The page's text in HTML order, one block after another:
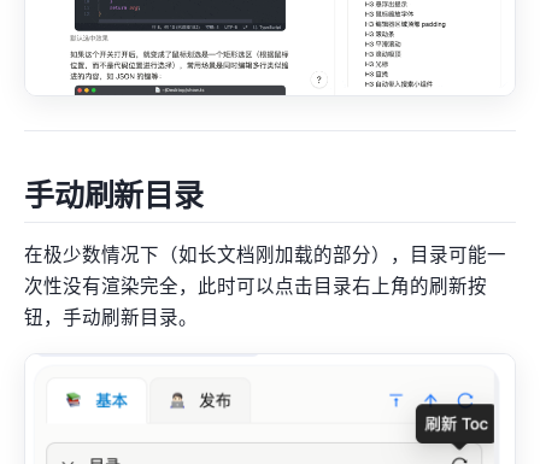
手动刷新目录
在极少数情况下（如长文档刚加载的部分），目录可能一
次性没有渲染完全，此时可以点击目录右上角的刷新按
钮，手动刷新目录。